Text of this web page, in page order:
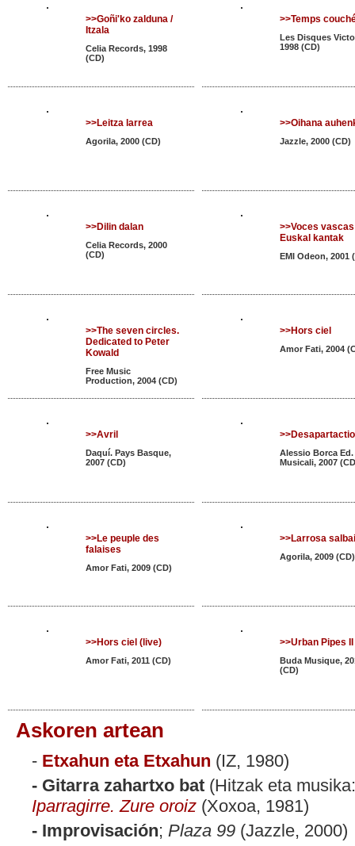
>>Goñi'ko zalduna /
Itzala
Celia Records, 1998
(CD)
>>Temps
Les Disques
1998 (CD)
>>Leitza larrea
Agorila, 2000 (CD)
>>Oihana
Jazzle, 2000 (CD)
>>Dilin dalan
Celia Records, 2000
(CD)
>>Voces vascas
Euskal kantak
EMI Odeon, 2001
>>The seven circles.
Dedicated to Peter
Kowald
Free Music
Production, 2004 (CD)
>>Hors ciel
Amor Fati, 2004
>>Avril
Daquí. Pays Basque,
2007 (CD)
Alessio Borca Ed.
Musicali, 2007
>>Le peuple des
falaises
Amor Fati, 2009 (CD)
>>Larrosa
Agorila, 2009 (CD)
>>Hors ciel (live)
Amor Fati, 2011 (CD)
>>Urban Pipes II
Buda Musique,
(CD)
Askoren artean
- Etxahun eta Etxahun (IZ, 1980)
- Gitarra zahartxo bat (Hitzak eta
Iparragirre. Zure oroiz (Xoxoa, 1981)
- Improvisación; Plaza 99 (Jazzle, 2000)